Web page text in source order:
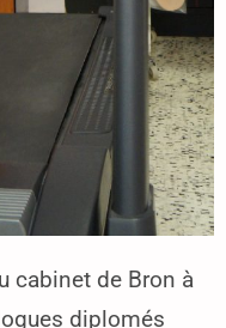
cabinet de Bron à
diplomés